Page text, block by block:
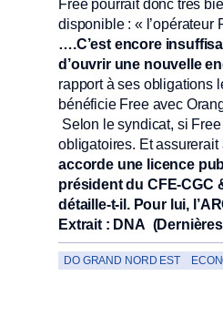
Free pourrait donc très
disponible : « l’opérateur
….C’est encore
d’ouvrir une nouvelle
rapport à ses obligations
bénéficie Free avec
Selon le syndicat, si
obligatoires. Et
accorde une licence
président du CFE-CGC
détaille-t-il. Pour lui,
Extrait : DNA
DO GRAND NORD EST